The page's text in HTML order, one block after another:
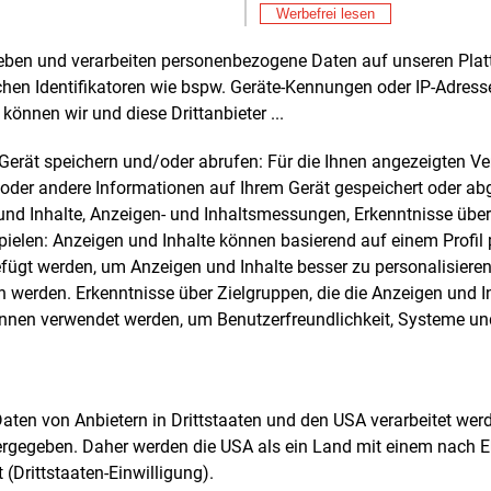
Werbefrei lesen
und verarbeiten personenbezogene Daten auf unseren
Identifikatoren wie bspw. Geräte-Kennungen oder IP-
wir und diese Drittanbieter ...
speichern und/oder abrufen: Für die Ihnen angezeigten
andere Informationen auf Ihrem Gerät gespeichert oder
Inhalte, Anzeigen- und Inhaltsmessungen, Erkenntnisse
Anzeigen und Inhalte können basierend auf einem Profil
werden, um Anzeigen und Inhalte besser zu
werden. Erkenntnisse über Zielgruppen, die die Anzeigen und
verwendet werden, um Benutzerfreundlichkeit, Systeme
von Anbietern in Drittstaaten und den USA verarbeitet
Daher werden die USA als ein Land mit einem nach
(Drittstaaten-Einwilligung).
MW. Für die
für 2026 ausgesetzt wurde,
Änderungsentwurf dagegen
keine neue Ausschreibung im Jahr
zu einem späteren Zeitpunkt
fordert in seiner Mitteilung auch,
Anpassungen des
den gesetzlich
Ausbaupfad der Offshore-
auf-See-Gesetz sollen ab 2027
mindestens 4.000
MW Offshore-
ausgeschrieben werden. „Ein
E&M
E&M
E&M
E&M
E&M